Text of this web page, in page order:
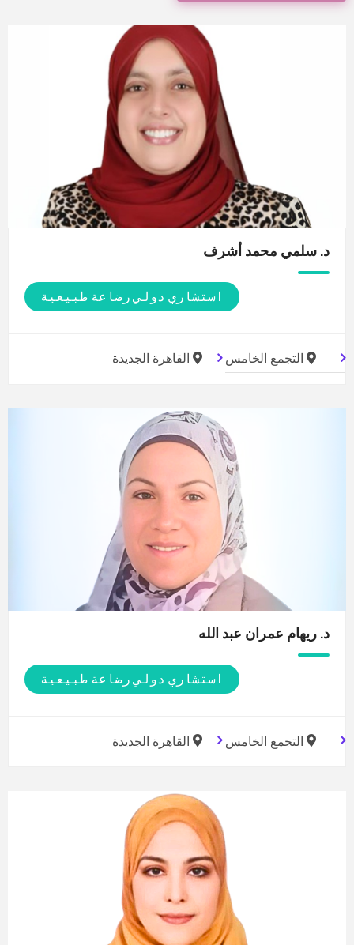
د. سلمي محمد أشرف
استشاري دولي رضاعة طبيعية
التجمع الخامس القاهرة الجديدة
د. ريهام عمران عبد الله
استشاري دولي رضاعة طبيعية
التجمع الخامس القاهرة الجديدة